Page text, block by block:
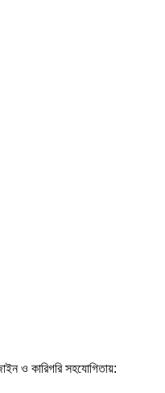
ও কারিগরি সহযোগিতায়: